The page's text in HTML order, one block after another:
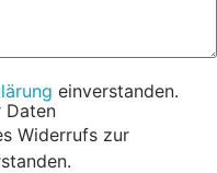
einverstanden.
Daten
Widerrufs zur